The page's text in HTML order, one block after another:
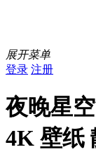
展开菜单
登录 注册
夜晚星
4K 壁纸